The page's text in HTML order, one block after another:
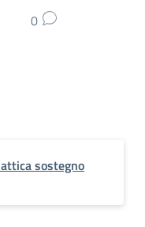
0
sostegno